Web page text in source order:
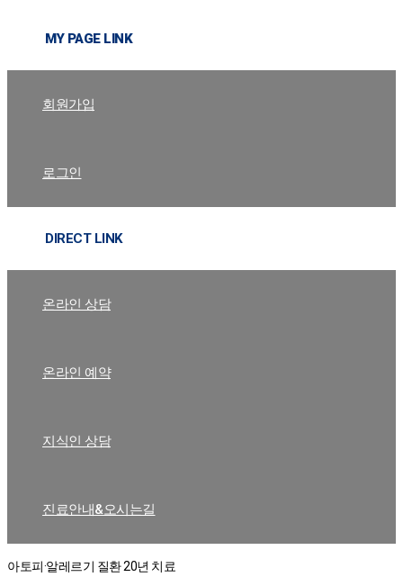
MY PAGE LINK
회원가입
로그인
DIRECT LINK
온라인 상담
온라인 예약
지식인 상담
진료안내&오시는길
아토피·알레르기 질환 20년 치료